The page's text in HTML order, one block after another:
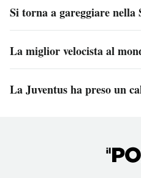
Si torna a gareggiare nella
La miglior velocista al
La Juventus ha preso un